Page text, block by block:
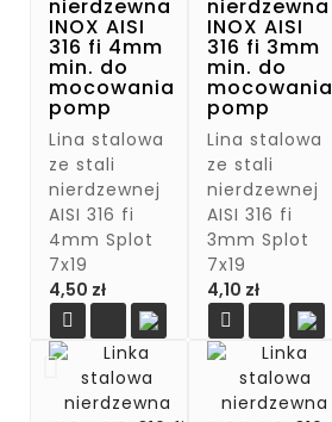
nierdzewna
INOX AISI
316 fi 4mm
min. do
mocowania
pomp
Lina stalowa
ze stali
nierdzewnej
AISI 316 fi
4mm Splot
7x19
4,50 złCena

nierdzewna
INOX AISI
316 fi 3mm
min. do
mocowania
pomp
Lina stalowa
ze stali
nierdzewnej
AISI 316 fi
3mm Splot
7x19
4,10 złCena
